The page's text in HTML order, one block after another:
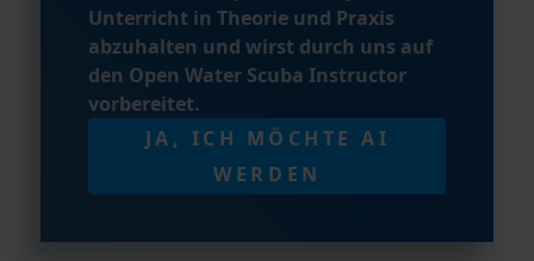
Unterricht in Theorie und Praxis
abzuhalten und wirst durch uns auf
den Open Water Scuba Instructor
vorbereitet.
JA, ICH MÖCHTE AI
WERDEN